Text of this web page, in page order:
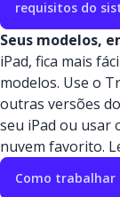
requisitos do
Seus modelos,
iPad, fica mais
modelos. Use o
outras versões
seu iPad ou usar
nuvem favorito.
Como trabalhar